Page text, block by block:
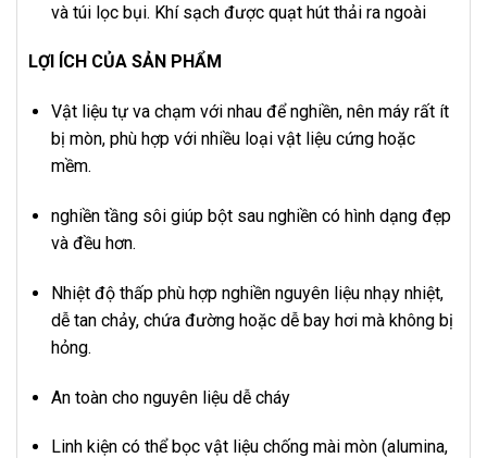
và túi lọc bụi. Khí sạch được quạt hút thải ra ngoài
LỢI ÍCH CỦA SẢN PHẨM
Vật liệu tự va chạm với nhau để nghiền, nên máy rất ít
bị mòn, phù hợp với nhiều loại vật liệu cứng hoặc
mềm.
nghiền tầng sôi giúp bột sau nghiền có hình dạng đẹp
và đều hơn.
Nhiệt độ thấp phù hợp nghiền nguyên liệu nhạy nhiệt,
dễ tan chảy, chứa đường hoặc dễ bay hơi mà không bị
hỏng.
An toàn cho nguyên liệu dễ cháy
Linh kiện có thể bọc vật liệu chống mài mòn (alumina,